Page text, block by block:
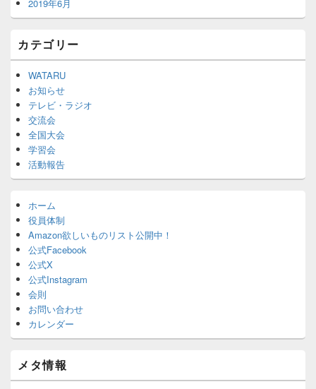
2019年6月
カテゴリー
WATARU
お知らせ
テレビ・ラジオ
交流会
全国大会
学習会
活動報告
ホーム
役員体制
Amazon欲しいものリスト公開中！
公式Facebook
公式X
公式Instagram
会則
お問い合わせ
カレンダー
メタ情報